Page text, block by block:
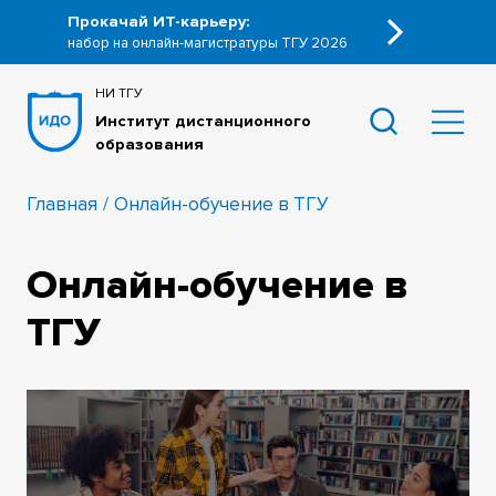
Прокачай ИТ-карьеру:
набор на онлайн-магистратуры ТГУ 2026
НИ ТГУ
Институт дистанционного
образования
Главная Онлайн-обучение в ТГУ
Онлайн-обучение в
ТГУ